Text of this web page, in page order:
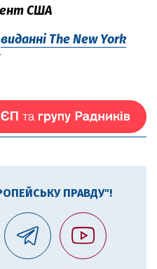
США
виданні The New York
ПРАВДУ"!